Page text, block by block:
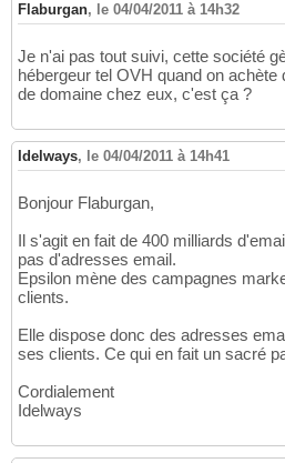
Flaburgan, le 04/04/2011 à 14h32
Je n'ai pas tout suivi, cette société
hébergeur tel OVH quand on
de domaine chez eux, c'est ça ?
Idelways, le 04/04/2011 à 14h41
Bonjour Flaburgan,
Il s'agit en fait de 400 milliards
pas d'adresses email.
Epsilon mène des campagnes
clients.
Elle dispose donc des adresses
ses clients. Ce qui en fait un sacré
Cordialement
Idelways